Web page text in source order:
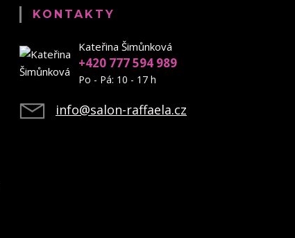
KONTAKTY
Kateřina Šimůnková
+420 777 594 989
Po - Pá: 10 - 17 h
info@salon-raffaela.cz